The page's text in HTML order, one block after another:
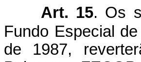
Art. 15. Os
Fundo Especial
de 1987,